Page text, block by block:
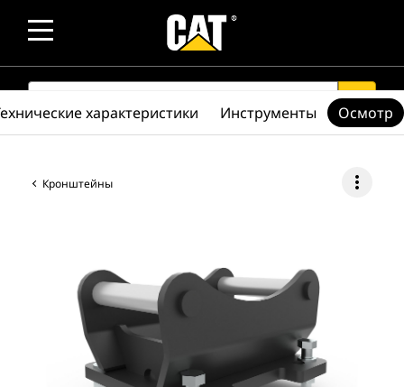
SEARCH search
Кронштейны more_vert
характеристики Инструменты Осмотр